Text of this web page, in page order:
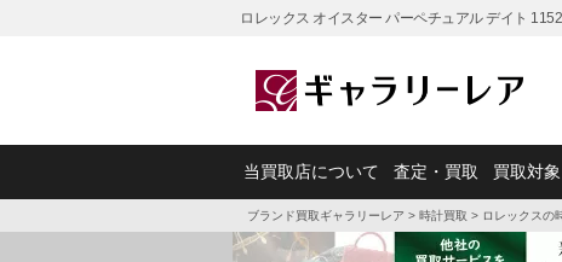
ロレックス オイスター パーペチュアル デイト
当買取店について 査定・買取 買取対象
ブランド買取ギャラリーレア > 時計買取 > ロレックスの